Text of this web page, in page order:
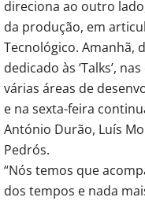
direciona ao outro
da produção, em
Tecnológico. Amanhã,
dedicado às ‘Talks’,
várias áreas de
e na sexta-feira
António Durão, Luís
Pedrós.
“Nós temos que
dos tempos e nada